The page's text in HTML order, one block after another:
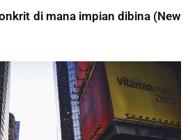
di mana impian dibina (New